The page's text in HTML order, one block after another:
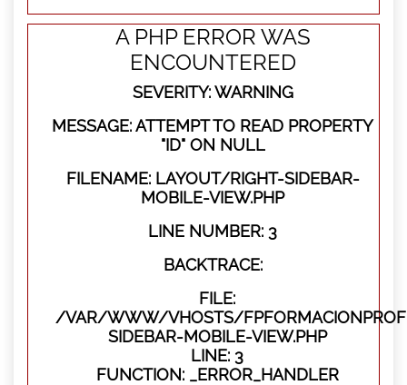
A PHP ERROR WAS
ENCOUNTERED
SEVERITY: WARNING
MESSAGE: ATTEMPT TO READ PROPERTY
"ID" ON NULL
FILENAME: LAYOUT/RIGHT-SIDEBAR-
MOBILE-VIEW.PHP
LINE NUMBER: 3
BACKTRACE:
FILE:
/VAR/WWW/VHOSTS/
SIDEBAR-MOBILE-VIEW.PHP
LINE: 3
FUNCTION: _ERROR_HANDLER